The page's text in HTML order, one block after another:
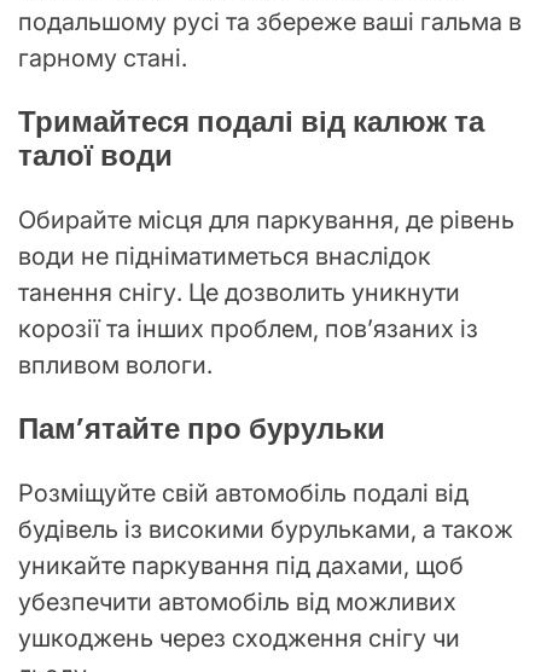
подальшому русі та збереже ваші гальма в
гарному стані.
Тримайтеся подалі від калюж та
талої води
Обирайте місця для паркування, де рівень
води не підніматиметься внаслідок
танення снігу. Це дозволить уникнути
корозії та інших проблем, пов’язаних із
впливом вологи.
Пам’ятайте про бурульки
Розміщуйте свій автомобіль подалі від
будівель із високими бурульками, а також
уникайте паркування під дахами, щоб
убезпечити автомобіль від можливих
ушкоджень через сходження снігу чи